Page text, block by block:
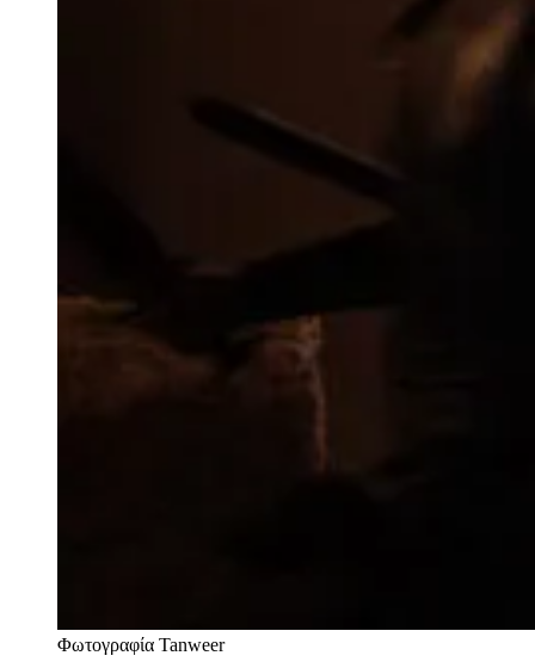
Φωτογραφία Tanweer